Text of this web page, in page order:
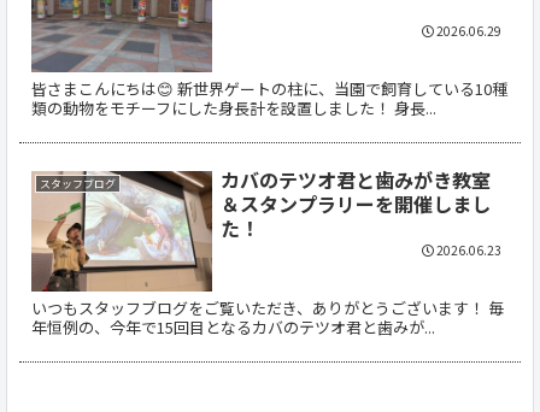
皆さまこんにちは😊 新世界ゲートの柱に、当園で飼育している10種
類の動物をモチーフにした身長計を設置しました！ 身長...
2026.06.29
スタッフブログ
カバのテツオ君と歯みがき教室
＆スタンプラリーを開催しまし
た！
いつもスタッフブログをご覧いただき、ありがとうございます！ 毎
年恒例の、今年で15回目となるカバのテツオ君と歯みが...
2026.06.23